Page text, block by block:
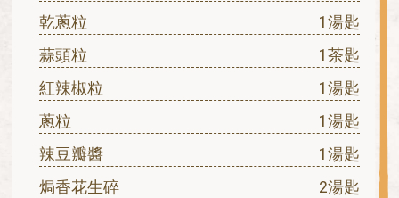
乾蔥粒
1湯匙
蒜頭粒
1茶匙
紅辣椒粒
1湯匙
蔥粒
1湯匙
辣豆瓣醬
1湯匙
焗香花生碎
2湯匙